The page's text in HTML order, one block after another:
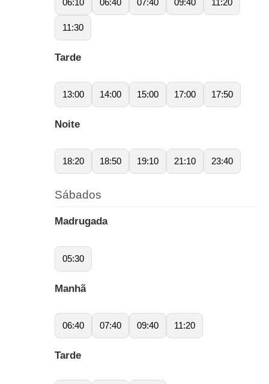
06:10 06:40 07:40 09:40 11:20
11:30
Tarde
13:00 14:00 15:00 17:00 17:50
Noite
18:20 18:50 19:10 21:10 23:40
Sábados
Madrugada
05:30
Manhã
06:40 07:40 09:40 11:20
Tarde